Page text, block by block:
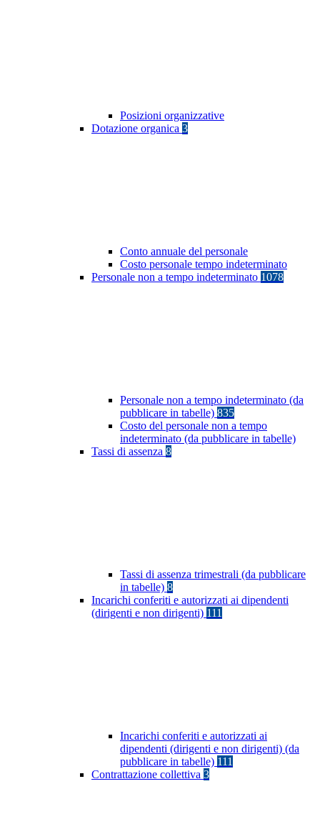
Posizioni organizzative
Dotazione organica 3
Conto annuale del personale
Costo personale tempo indeterminato
Personale non a tempo indeterminato 1078
Personale non a tempo indeterminato (da
pubblicare in tabelle) 835
Costo del personale non a tempo
indeterminato (da pubblicare in tabelle)
Tassi di assenza 8
Tassi di assenza trimestrali (da pubblicare
in tabelle) 8
Incarichi conferiti e autorizzati ai dipendenti
(dirigenti e non dirigenti) 111
Incarichi conferiti e autorizzati ai
dipendenti (dirigenti e non dirigenti) (da
pubblicare in tabelle) 111
Contrattazione collettiva 3